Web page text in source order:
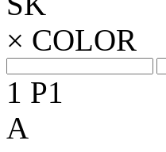
× COLOR
1 P1
A